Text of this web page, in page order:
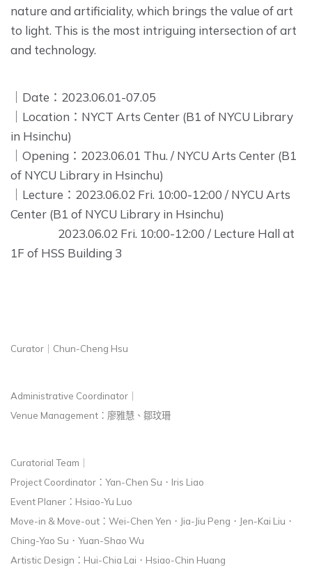
nature and artificiality, which brings the value of art
to light. This is the most intriguing intersection of art
and technology.
｜Date：2023.06.01-07.05
｜Location：NYCT Arts Center (B1 of NYCU Library
in Hsinchu)
｜Opening：2023.06.01 Thu. / NYCU Arts Center (B1
of NYCU Library in Hsinchu)
｜Lecture：2023.06.02 Fri. 10:00-12:00 / NYCU Arts
Center (B1 of NYCU Library in Hsinchu)
2023.06.02 Fri. 10:00-12:00 / Lecture Hall at
1F of HSS Building 3
Curator｜Chun-Cheng Hsu
Administrative Coordinator｜
Venue Management：廖雅慧、鄒玟珊
Curatorial Team｜
Project Coordinator：Yan-Chen Su．Iris Liao
Event Planer：Hsiao-Yu Luo
Move-in & Move-out：Wei-Chen Yen．Jia-Jiu Peng．Jen-Kai Liu．
Ching-Yao Su．Yuan-Shao Wu
Artistic Design：Hui-Chia Lai．Hsiao-Chin Huang